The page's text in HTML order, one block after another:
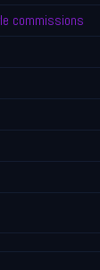
commissions